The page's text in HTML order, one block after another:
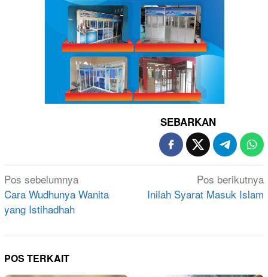
SEBARKAN
Navigasi
pos
Pos sebelumnya
Cara Wudhunya Wanita
yang Istihadhah
Pos berikutnya
Inilah Syarat Masuk Islam
POS TERKAIT